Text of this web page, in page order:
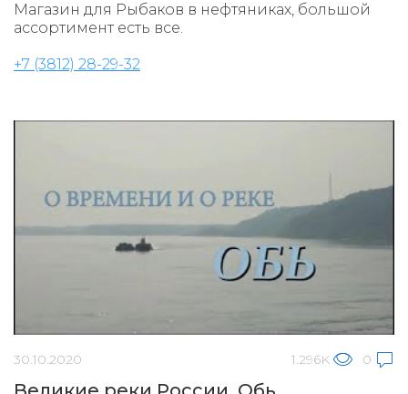
Магазин для Рыбаков в нефтяниках, большой
ассортимент есть все.
+7 (3812) 28-29-32
30.10.2020 1.296K 0